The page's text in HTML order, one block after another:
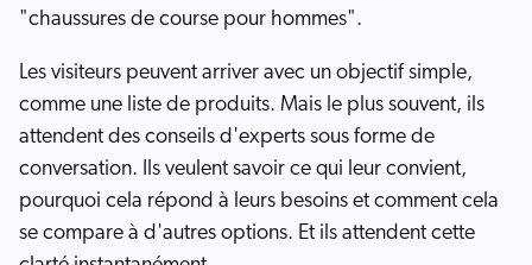
"chaussures de course pour hommes".
Les visiteurs peuvent arriver avec un objectif simple,
comme une liste de produits. Mais le plus souvent, ils
attendent des conseils d'experts sous forme de
conversation. Ils veulent savoir ce qui leur convient,
pourquoi cela répond à leurs besoins et comment cela
se compare à d'autres options. Et ils attendent cette